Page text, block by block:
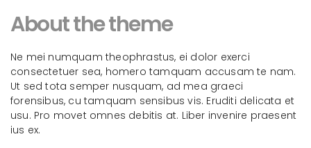
About the theme
Ne mei numquam theophrastus, ei dolor exerci
consectetuer sea, homero tamquam accusam te nam.
Ut sed tota semper nusquam, ad mea graeci
forensibus, cu tamquam sensibus vis. Eruditi delicata et
usu. Pro movet omnes debitis at. Liber invenire praesent
ius ex.